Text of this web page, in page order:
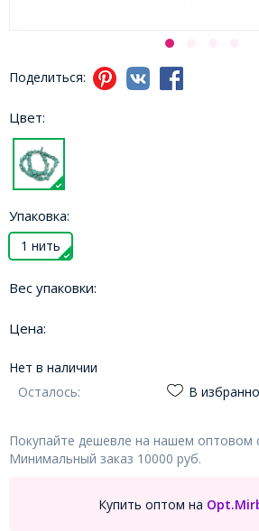
Поделиться:
Цвет:
Упаковка:
1 нить
Вес упаковки:
Цена:
Нет в наличии
Осталось:
В
Покупайте дешевле на нашем оптовом
Минимальный заказ 10000 руб.
Купить оптом на